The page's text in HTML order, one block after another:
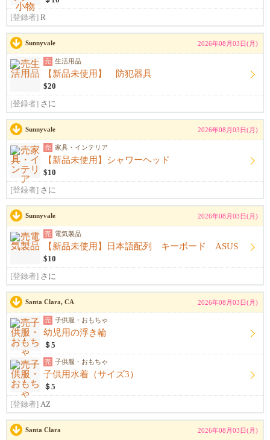
[登録者] R
Sunnyvale 2026年08月03日(月)
売 生活用品
【新品未使用】 防犯器具
$20
[登録者] さに
Sunnyvale 2026年08月03日(月)
売 家具・インテリア
【新品未使用】シャワーヘッド
$10
[登録者] さに
Sunnyvale 2026年08月03日(月)
売 電気製品
【新品未使用】日本語配列 キーボード ASUS
$10
[登録者] さに
Santa Clara, CA 2026年08月03日(月)
売 子供服・おもちゃ
幼児用の浮き輪
＄5
売 子供服・おもちゃ
子供用水着（サイズ3）
＄5
[登録者] AZ
Santa Clara 2026年08月03日(月)